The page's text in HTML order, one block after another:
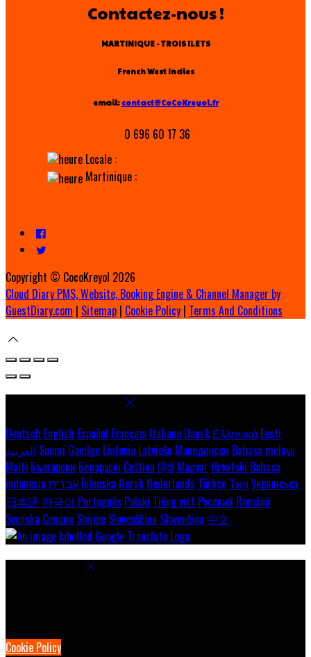
Contactez-nous !
MARTINIQUE - TROIS ILETS
French West Indies
email: contact@CoCoKreyol.fr
0 696 60 17 36
Locale :
Martinique :
Copyright © CocoKreyol 2026
Cloud Diary PMS, Website, Booking Engine & Channel Manager by
GuestDiary.com | Sitemap | Cookie Policy | Terms And Conditions
Deutsch English Español Français Italiano Dansk Ελληνικά Eesti
العربية Suomi Gaeilge Lietuvių Latviešu Македонски Bahasa melayu
Malti Български Беларускі Čeština हिंदी Magyar Hrvatski Bahasa
indonesia עברית Íslenska Norsk Nederlands Türkçeไทย Українська
日本語 한국어 Português Polski Tiếng việt Русский Română
Svenska Српски Shqipe Slovenščina Slovenčina 中文
Cookie Policy